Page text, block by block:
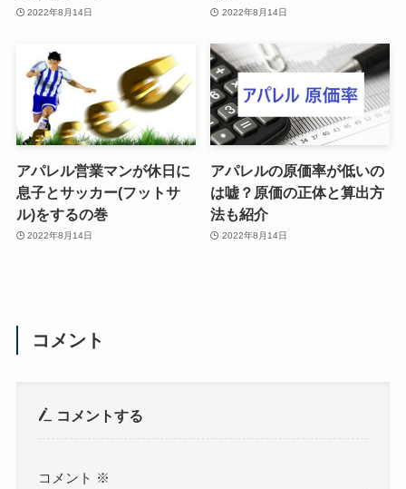
2022年8月14日 2022年8月14日
アパレル営業マンが休日に
息子とサッカー(フットサ
ル)をするの巻
2022年8月14日
アパレルの原価率が低いの
は嘘？原価の正体と算出方
法も紹介
2022年8月14日
コメント
コメントする
コメント ※